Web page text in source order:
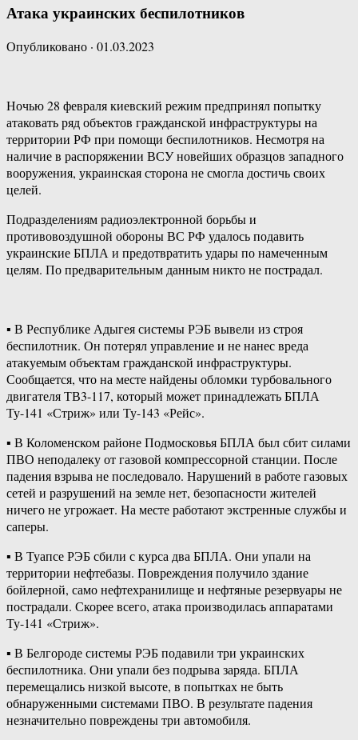
Атака украинских беспилотников
Опубликовано · 01.03.2023
Ночью 28 февраля киевский режим предпринял попытку
атаковать ряд объектов гражданской инфраструктуры на
территории РФ при помощи беспилотников. Несмотря на
наличие в распоряжении ВСУ новейших образцов западного
вооружения, украинская сторона не смогла достичь своих
целей.
Подразделениям радиоэлектронной борьбы и
противовоздушной обороны ВС РФ удалось подавить
украинские БПЛА и предотвратить удары по намеченным
целям. По предварительным данным никто не пострадал.
▪️ В Республике Адыгея системы РЭБ вывели из строя
беспилотник. Он потерял управление и не нанес вреда
атакуемым объектам гражданской инфраструктуры.
Сообщается, что на месте найдены обломки турбовального
двигателя ТВ3-117, который может принадлежать БПЛА
Ту-141 «Стриж» или Ту-143 «Рейс».
▪️ В Коломенском районе Подмосковья БПЛА был сбит силами
ПВО неподалеку от газовой компрессорной станции. После
падения взрыва не последовало. Нарушений в работе газовых
сетей и разрушений на земле нет, безопасности жителей
ничего не угрожает. На месте работают экстренные службы и
саперы.
▪️ В Туапсе РЭБ сбили с курса два БПЛА. Они упали на
территории нефтебазы. Повреждения получило здание
бойлерной, само нефтехранилище и нефтяные резервуары не
пострадали. Скорее всего, атака производилась аппаратами
Ту-141 «Стриж».
▪️ В Белгороде системы РЭБ подавили три украинских
беспилотника. Они упали без подрыва заряда. БПЛА
перемещались низкой высоте, в попытках не быть
обнаруженными системами ПВО. В результате падения
незначительно повреждены три автомобиля.